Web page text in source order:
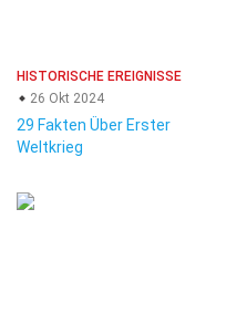
HISTORISCHE EREIGNISSE
26 Okt 2024
29 Fakten Über Erster
Weltkrieg